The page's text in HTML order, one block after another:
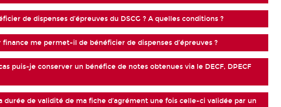
de dispenses d’épreuves du DSCG ? A quelles conditions ?
finance me permet-il de bénéficier de dispenses d’épreuves ?
puis-je conserver un bénéfice de notes obtenues via le DECF, DPECF
durée de validité de ma fiche d’agrément une fois celle-ci validée par un